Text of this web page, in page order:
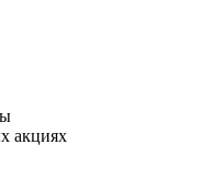
акциях